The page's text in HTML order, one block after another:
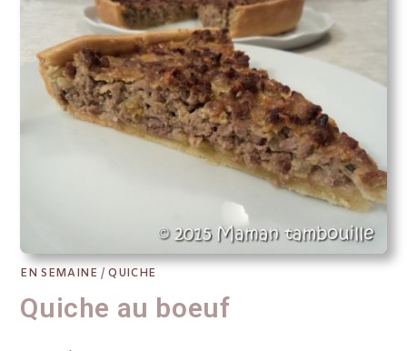
EN SEMAINE /QUICHE
Quiche au boeuf